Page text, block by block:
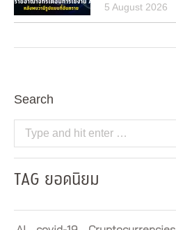
5 August 2026
Search
Search:
TAG ยอดนิยม